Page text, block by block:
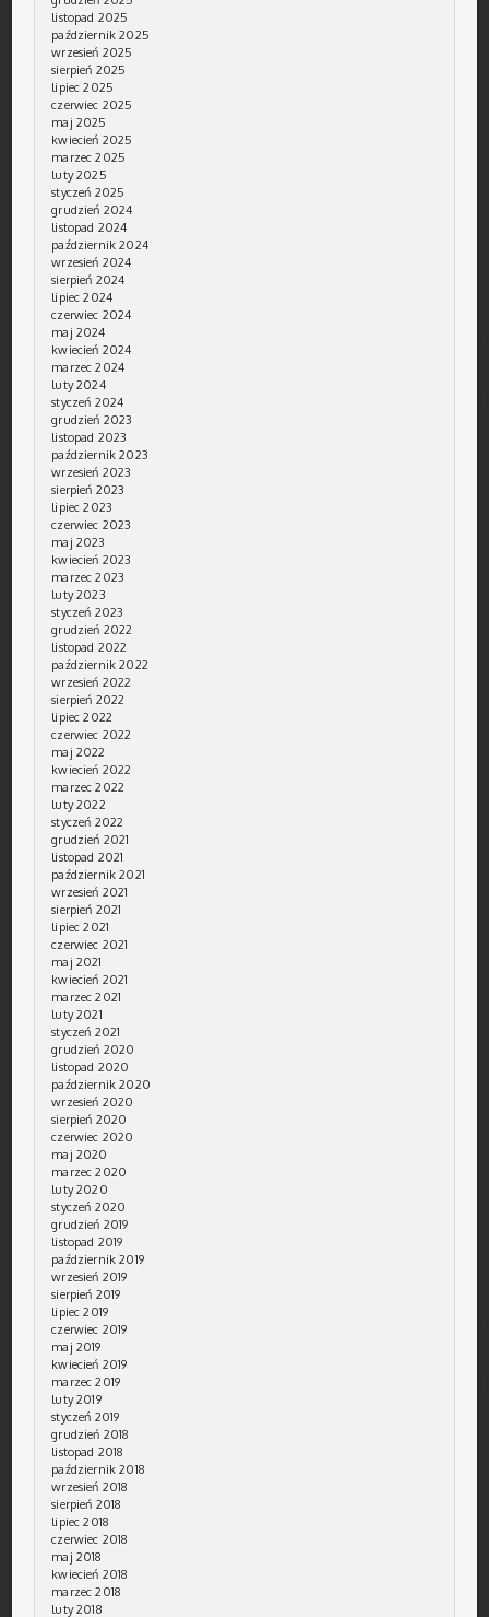
listopad 2025
październik 2025
wrzesień 2025
sierpień 2025
lipiec 2025
czerwiec 2025
maj 2025
kwiecień 2025
marzec 2025
luty 2025
styczeń 2025
grudzień 2024
listopad 2024
październik 2024
wrzesień 2024
sierpień 2024
lipiec 2024
czerwiec 2024
maj 2024
kwiecień 2024
marzec 2024
luty 2024
styczeń 2024
grudzień 2023
listopad 2023
październik 2023
wrzesień 2023
sierpień 2023
lipiec 2023
czerwiec 2023
maj 2023
kwiecień 2023
marzec 2023
luty 2023
styczeń 2023
grudzień 2022
listopad 2022
październik 2022
wrzesień 2022
sierpień 2022
lipiec 2022
czerwiec 2022
maj 2022
kwiecień 2022
marzec 2022
luty 2022
styczeń 2022
grudzień 2021
listopad 2021
październik 2021
wrzesień 2021
sierpień 2021
lipiec 2021
czerwiec 2021
maj 2021
kwiecień 2021
marzec 2021
luty 2021
styczeń 2021
grudzień 2020
listopad 2020
październik 2020
wrzesień 2020
sierpień 2020
czerwiec 2020
maj 2020
marzec 2020
luty 2020
styczeń 2020
grudzień 2019
listopad 2019
październik 2019
wrzesień 2019
sierpień 2019
lipiec 2019
czerwiec 2019
maj 2019
kwiecień 2019
marzec 2019
luty 2019
styczeń 2019
grudzień 2018
listopad 2018
październik 2018
wrzesień 2018
sierpień 2018
lipiec 2018
czerwiec 2018
maj 2018
kwiecień 2018
marzec 2018
luty 2018